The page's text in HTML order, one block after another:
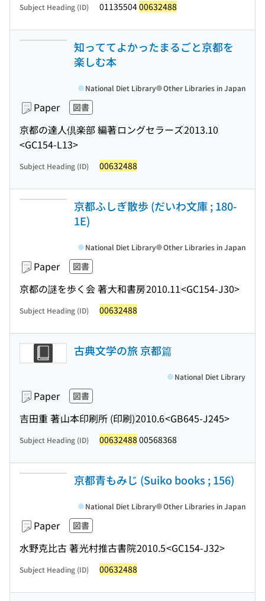
Subject Heading (ID) 0113550400632488
知っててよかったまるごと京都を
楽しむ本
Paper 図書
京都の達人倶楽部 編著ロングセラーズ2013.10
<GC154-L13>
National Diet Library Other Libraries in Japan
Subject Heading (ID) 00632488
京都ふしぎ散歩 (だいわ文庫 ; 180-
1E)
Paper 図書
京都の謎を歩く会 著大和書房2010.11<GC154-J30>
National Diet Library Other Libraries in Japan
Subject Heading (ID) 00632488
古典文学の旅 京都篇
Paper 図書
吉田重 著山本印刷所 (印刷)2010.6<GB645-J245>
National Diet Library
Subject Heading (ID) 00632488 00568368
京都青もみじ (Suiko books ; 156)
Paper 図書
水野克比古 著光村推古書院2010.5<GC154-J32>
National Diet Library Other Libraries in Japan
Subject Heading (ID) 00632488